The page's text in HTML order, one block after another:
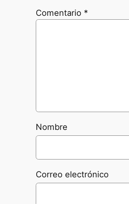
Comentario *
Nombre
Correo electrónico